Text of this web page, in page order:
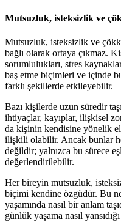
Mutsuzluk, isteksizlik ve
Mutsuzluk, isteksizlik ve
bağlı olarak ortaya çıkmaz.
sorumlulukları, stres
baş etme biçimleri ve içinde
farklı şekillerde etkileyebilir.
Bazı kişilerde uzun süredir
ihtiyaçlar, kayıplar, ilişkisel
da kişinin kendisine yönelik
ilişkili olabilir. Ancak bunlar
değildir; yalnızca bu sürece
değerlendirilebilir.
Her bireyin mutsuzluk,
biçimi kendine özgüdür. Bu
yaşamında nasıl bir anlam
günlük yaşama nasıl